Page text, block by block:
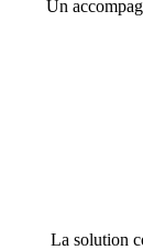
Un
La solution